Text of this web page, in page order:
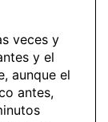
veces y
y el
aunque el
antes,